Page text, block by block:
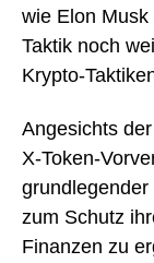
wie Elon
Taktik noch
Krypto-
Angesichts
X-Token-
zum Schutz
Finanzen zu